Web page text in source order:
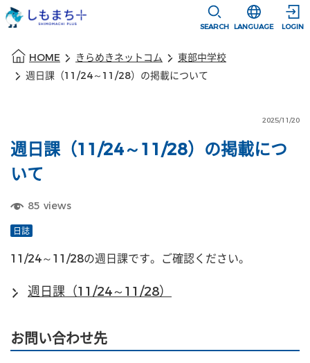
SEARCH
選択すると言
LANGUAGE LOGIN
HOME きらめきネットコム
東部中学校
週日課（11/24～11/28）の掲載について
2025/11/20
週日課（11/24～11/28）の掲載につ
いて
85 views
日誌
11/24～11/28の週日課です。ご確認ください。
週日課（11/24～11/28）
お問い合わせ先